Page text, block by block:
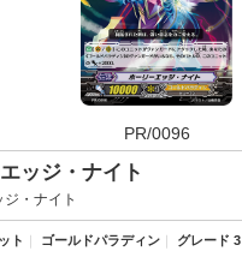
PR/0096
ッジ・ナイト
・ナイト
ト ｜ ゴールドパラディン ｜ グレード 3